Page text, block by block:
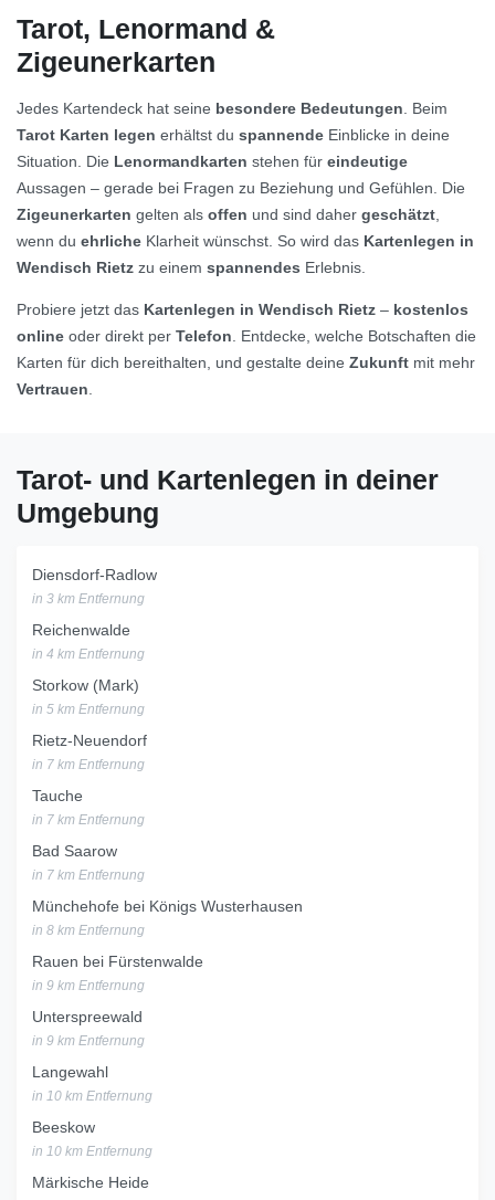
Tarot, Lenormand &
Zigeunerkarten
Jedes Kartendeck hat seine besondere Bedeutungen . Beim
Tarot Karten legen erhältst du spannende Einblicke in deine
Situation. Die Lenormandkarten stehen für eindeutige
Aussagen – gerade bei Fragen zu Beziehung und Gefühlen. Die
Zigeunerkarten gelten als offen und sind daher geschätzt
wenn du ehrliche Klarheit wünschst. So wird das Kartenlegen in
Wendisch Rietz zu einem spannendes Erlebnis.
Probiere jetzt das Kartenlegen in Wendisch Rietz – kostenlos
online oder direkt per Telefon . Entdecke, welche Botschaften die
Karten für dich bereithalten, und gestalte deine Zukunft mit mehr
Vertrauen
Tarot- und Kartenlegen in deiner
Umgebung
Diensdorf-Radlow
in 3 km Entfernung
Reichenwalde
in 4 km Entfernung
Storkow (Mark)
in 5 km Entfernung
Rietz-Neuendorf
in 7 km Entfernung
Tauche
in 7 km Entfernung
Bad Saarow
in 7 km Entfernung
Münchehofe bei Königs Wusterhausen
in 8 km Entfernung
Rauen bei Fürstenwalde
in 9 km Entfernung
Unterspreewald
in 9 km Entfernung
Langewahl
in 10 km Entfernung
Beeskow
in 10 km Entfernung
Märkische Heide